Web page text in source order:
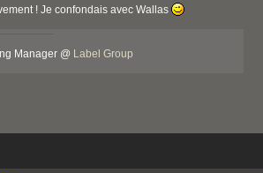
! Je confondais avec Wallas
Manager @ Label Group